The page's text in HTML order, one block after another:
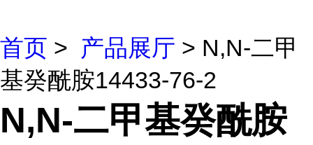
首页 > 产品展厅 > N,N-二甲
基癸酰胺14433-76-2
N,N-二甲基癸酰胺